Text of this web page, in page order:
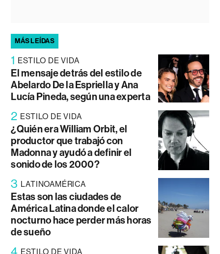
MÁS LEÍDAS
1 ESTILO DE VIDA
El mensaje detrás del estilo de
Abelardo De la Espriella y Ana
Lucía Pineda, según una experta
2 ESTILO DE VIDA
¿Quién era William Orbit, el
productor que trabajó con
Madonna y ayudó a definir el
sonido de los 2000?
3 LATINOAMÉRICA
Estas son las ciudades de
América Latina donde el calor
nocturno hace perder más horas
de sueño
ESTILO DE VIDA